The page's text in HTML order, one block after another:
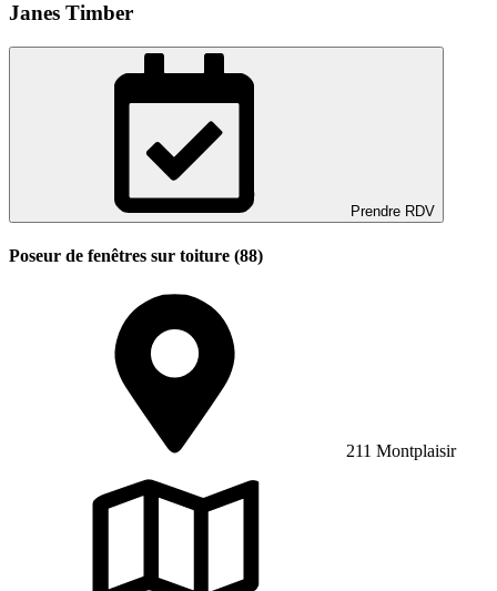
Janes Timber
Prendre RDV
Poseur de fenêtres sur toiture (88)
211 Montplaisir